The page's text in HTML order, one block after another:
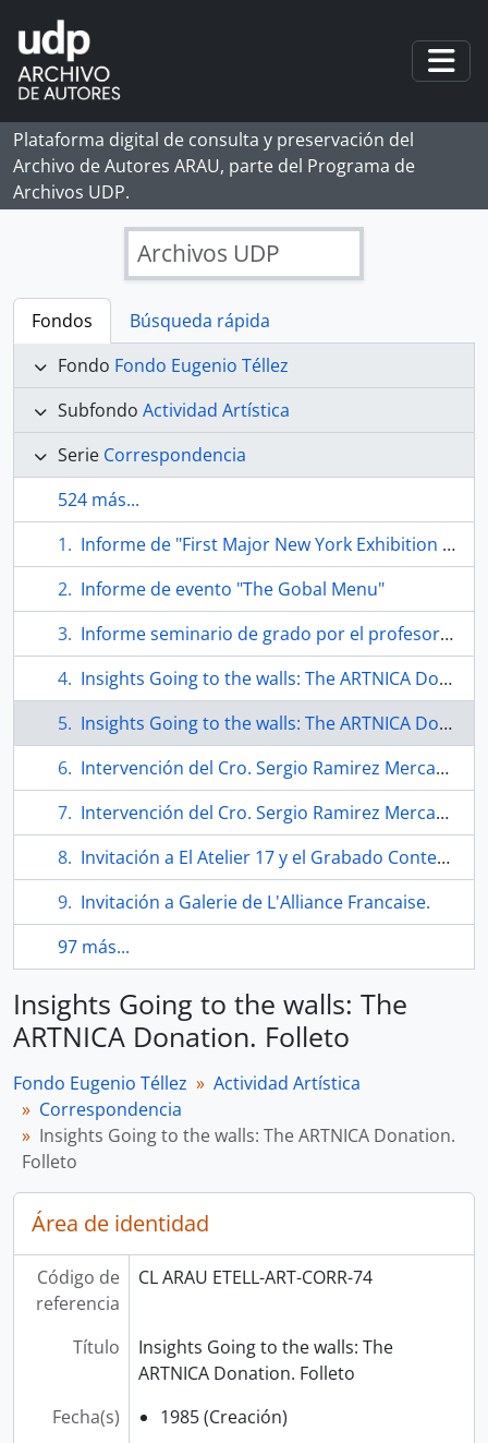
Skip to main content
Plataforma digital de consulta y preservación del
Archivo de Autores ARAU, parte del Programa de
Archivos UDP.
Archivos UDP
Fondos
Búsqueda rápida
Fondo Fondo Eugenio Téllez
Subfondo Actividad Artística
Serie Correspondencia
524 más...
Informe de "First Major New York Exhibition of Original Prints"
Informe de evento "The Gobal Menu"
Informe seminario de grado por el profesor Eugenio Téllez en taller de arte visual.
Insights Going to the walls: The ARTNICA Donation. Folleto
Insights Going to the walls: The ARTNICA Donation. Folleto
Intervención del Cro. Sergio Ramirez Mercado en la conferencia de intelectuales sobre Centroamérica.
Intervención del Cro. Sergio Ramirez Mercado en la conferencia de intelectuales sobre Centroamérica.
Invitación a El Atelier 17 y el Grabado Contemporáneo.
Invitación a Galerie de L'Alliance Francaise.
97 más...
Insights Going to the walls: The
ARTNICA Donation. Folleto
Fondo Eugenio Téllez
Actividad Artística
Correspondencia
Insights Going to the walls: The ARTNICA Donation.
Folleto
Área de identidad
Código de
referencia
CL ARAU ETELL-ART-CORR-74
Título
Insights Going to the walls: The
ARTNICA Donation. Folleto
Fecha(s)
1985 (Creación)